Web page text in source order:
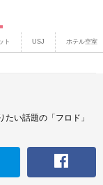
ト USJ ホテル空室
たい話題の「フロド」